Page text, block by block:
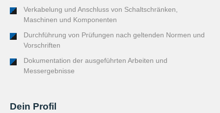
Verkabelung und Anschluss von Schaltschränken,
Maschinen und Komponenten
Durchführung von Prüfungen nach geltenden Normen und
Vorschriften
Dokumentation der ausgeführten Arbeiten und
Messergebnisse
Dein Profil